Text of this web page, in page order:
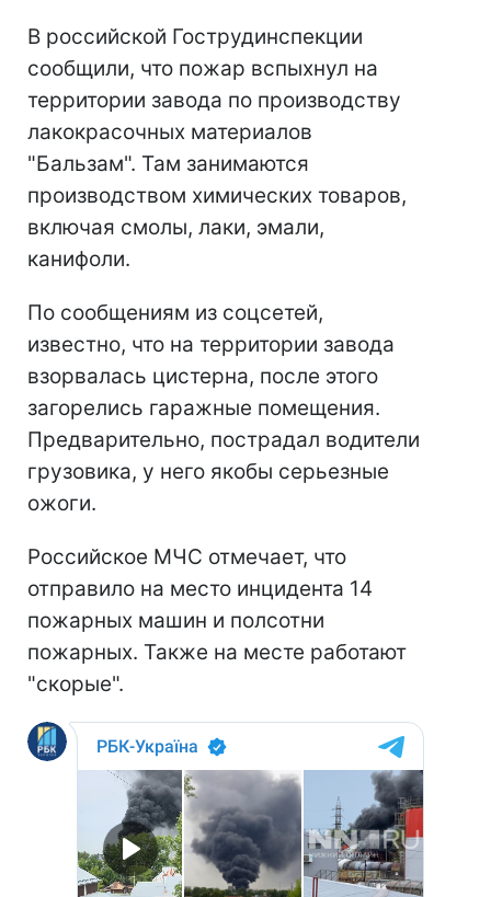
В российской Гострудинспекции
сообщили, что пожар вспыхнул на
территории завода по производству
лакокрасочных материалов
"Бальзам". Там занимаются
производством химических товаров,
включая смолы, лаки, эмали,
канифоли.
По сообщениям из соцсетей,
известно, что на территории завода
взорвалась цистерна, после этого
загорелись гаражные помещения.
Предварительно, пострадал водители
грузовика, у него якобы серьезные
ожоги.
Российское МЧС отмечает, что
отправило на место инцидента 14
пожарных машин и полсотни
пожарных. Также на месте работают
"скорые".